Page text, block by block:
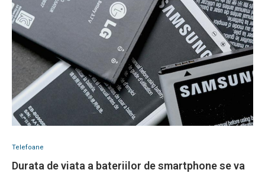
Telefoane
Durata de viata a bateriilor de smartphone se va